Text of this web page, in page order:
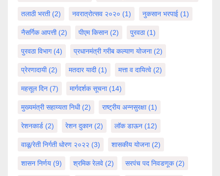
तलाठी भरती(2) नवरात्रोत्सव २०२० (1) नुकसान भरपाई (1)
नैसर्गिक आपत्ती(2) पीएम किसान (2) पुरवठा(1)
पुरवठा विभाग(4) प्रधानमंत्री गरीब कल्याण योजना(2)
प्रेरणादायी(2) मतदार यादी(1) मत्ता व दायित्वे (2)
महसूल दिन (7) मार्गदर्शक सूचना(14)
मुख्यमंत्री सहाय्यता निधी(2) राष्ट्रीय अन्नसुरक्षा(1)
रेशनकार्ड (2) रेशन दुकान (2) लॉक डाऊन (12)
वाळू/रेती निर्गती धोरण २०२२ (3) शासकीय योजना(2)
शासन निर्णय (9) श्रमिक रेलवे (2) सरपंच पद निवडणूक(2)